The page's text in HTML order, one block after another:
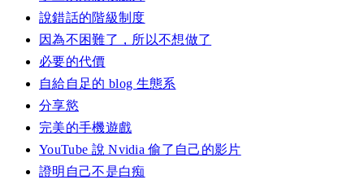
說錯話的階級制度
因為不困難了，所以不想做了
必要的代價
自給自足的 blog 生態系
分享慾
完美的手機遊戲
YouTube 說 Nvidia 偷了自己的影片
證明自己不是白痴